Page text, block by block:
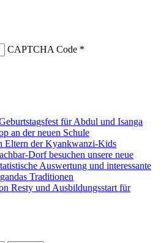
CAPTCHA Code *
für Abdul und Isanga
an der neuen Schule
Eltern der Kyankwanzi-Kids
Dorf besuchen unsere neue
Auswertung und interessante
Traditionen
Resty und Ausbildungsstart für